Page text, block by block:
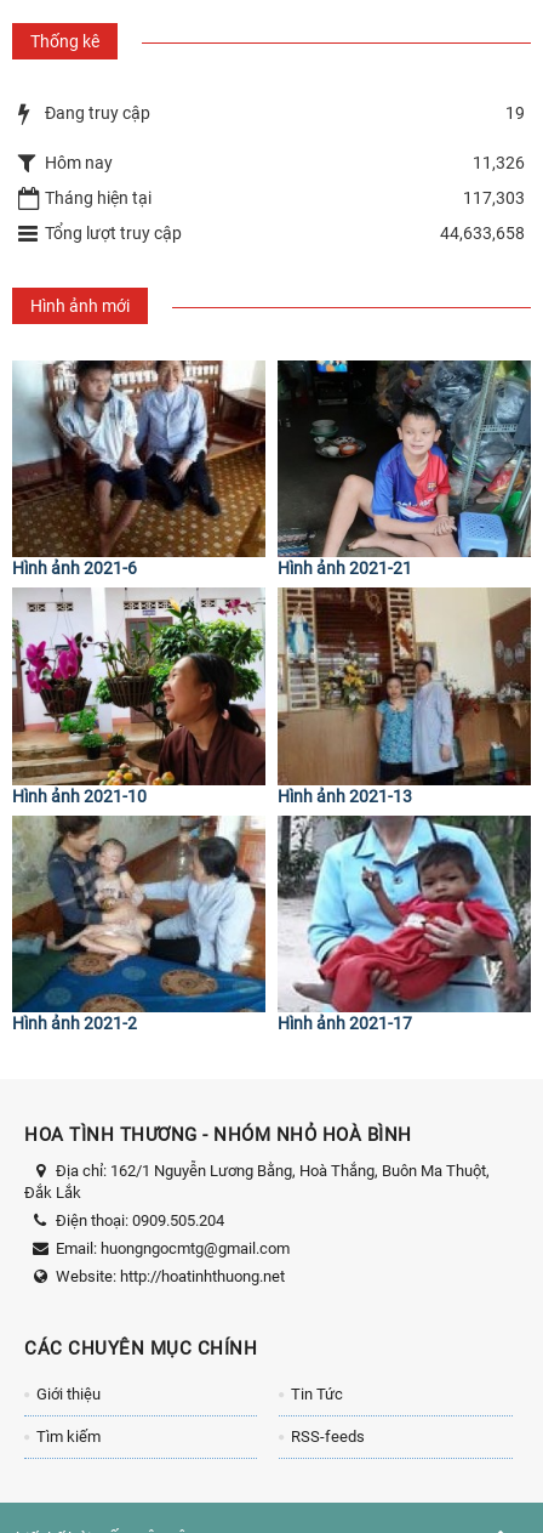
Thống kê
Đang truy cập 19
Hôm nay
11,326
Tháng hiện tại
117,303
Tổng lượt truy cập
44,633,658
Hình ảnh mới
Hình ảnh 2021-6 Hình ảnh 2021-21
Hình ảnh 2021-10 Hình ảnh 2021-13
Hình ảnh 2021-2 Hình ảnh 2021-17
HOA TÌNH THƯƠNG - NHÓM NHỎ HOÀ BÌNH
Địa chỉ: 162/1 Nguyễn Lương Bằng, Hoà Thắng, Buôn Ma Thuột,
Đắk Lắk
Điện thoại: 0909.505.204
Email: huongngocmtg@gmail.com
Website: http://hoatinhthuong.net
CÁC CHUYÊN MỤC CHÍNH
Giới thiệu Tin Tức
Tìm kiếm RSS-feeds